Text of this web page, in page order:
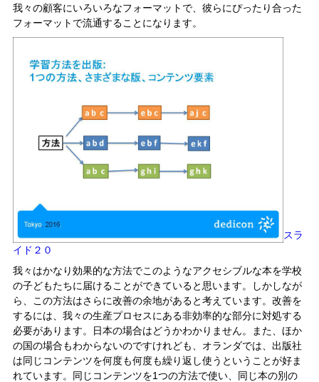
我々の顧客にいろいろなフォーマットで、彼らにぴったり合った
フォーマットで流通することになります。
スラ
イド２０
我々はかなり効果的な方法でこのようなアクセシブルな本を学校
の子どもたちに届けることができていると思います。しかしなが
ら、この方法はさらに改善の余地があると考えています。改善を
するには、我々の生産プロセスにある非効率的な部分に対処する
必要があります。日本の場合はどうかわかりません。また、ほか
の国の場合もわからないのですけれども、オランダでは、出版社
は同じコンテンツを何度も何度も繰り返し使うということが好ま
れています。同じコンテンツを1つの方法で使い、同じ本の別の